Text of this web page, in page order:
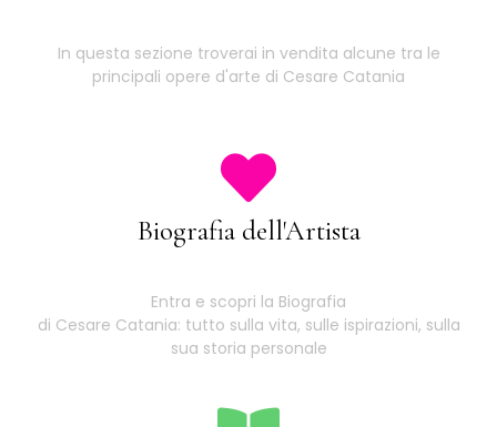
In questa sezione troverai in vendita alcune tra le
principali opere d'arte di Cesare Catania
Biografia dell'Artista
Entra e scopri la Biografia
di Cesare Catania: tutto sulla vita, sulle ispirazioni, sulla
sua storia personale